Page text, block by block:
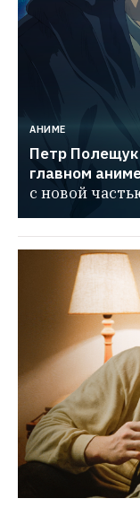
АНИМЕ
Петр Полещук
главном
с новой